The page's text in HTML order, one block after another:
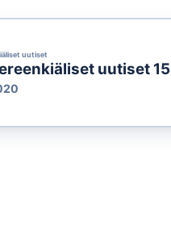
uutiset
uutiset